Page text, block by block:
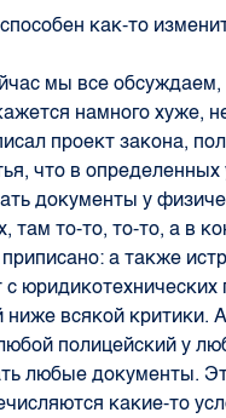
как-то
мы все обсуждаем,
намного хуже,
проект закона,
что в определенных
документы у
там то-то, то-то, а в
а также
юридикотехнических
ниже всякой критики.
полицейский у
любые документы.
какие-то